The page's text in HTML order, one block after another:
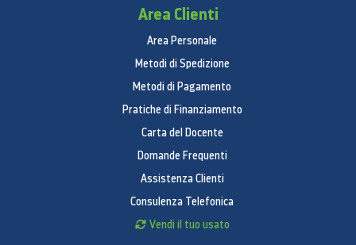
Area Clienti
Area Personale
Metodi di Spedizione
Metodi di Pagamento
Pratiche di Finanziamento
Carta del Docente
Domande Frequenti
Assistenza Clienti
Consulenza Telefonica
Vendi il tuo usato